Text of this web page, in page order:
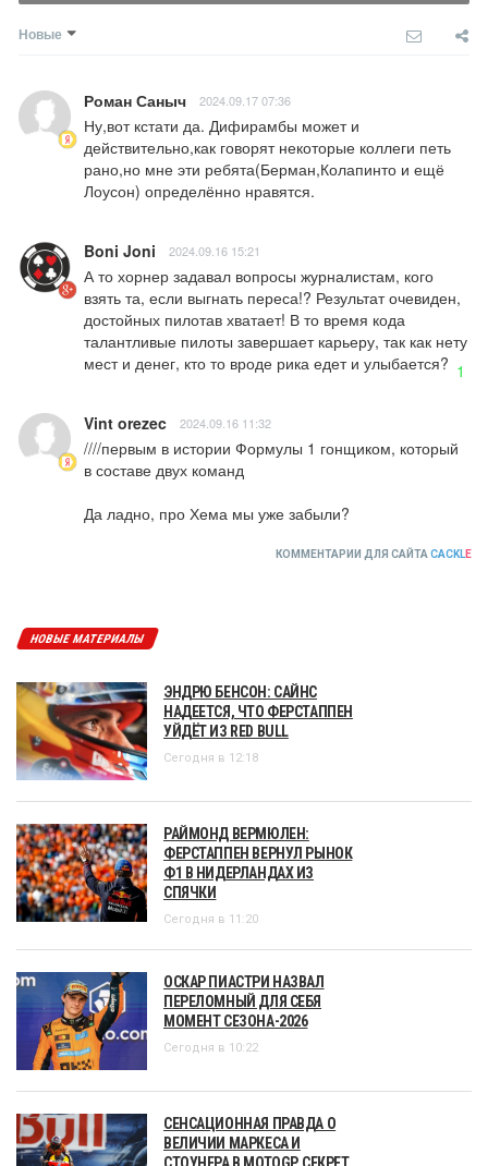
Новые
Роман Саныч 2024.09.17 07:36
Ну,вот кстати да. Дифирамбы может и
действительно,как говорят некоторые коллеги петь
рано,но мне эти ребята(Берман,Колапинто и ещё
Лоусон) определённо нравятся.
Boni Joni 2024.09.16 15:21
А то хорнер задавал вопросы журналистам, кого
взять та, если выгнать переса!? Результат очевиден,
достойных пилотав хватает! В то время кода
талантливые пилоты завершает карьеру, так как нету
мест и денег, кто то вроде рика едет и улыбается? 1
Vint orezec 2024.09.16 11:32
////первым в истории Формулы 1 гонщиком, который
в составе двух команд
Да ладно, про Хема мы уже забыли?
КОММЕНТАРИИ ДЛЯ САЙТА CACKLE
НОВЫЕ МАТЕРИАЛЫ
ЭНДРЮ БЕНСОН: САЙНС
НАДЕЕТСЯ, ЧТО ФЕРСТАППЕН
УЙДЁТ ИЗ RED BULL
Сегодня в 12:18
РАЙМОНД ВЕРМЮЛЕН:
ФЕРСТАППЕН ВЕРНУЛ РЫНОК
Ф1 В НИДЕРЛАНДАХ ИЗ
СПЯЧКИ
Сегодня в 11:20
ОСКАР ПИАСТРИ НАЗВАЛ
ПЕРЕЛОМНЫЙ ДЛЯ СЕБЯ
МОМЕНТ СЕЗОНА-2026
Сегодня в 10:22
СЕНСАЦИОННАЯ ПРАВДА О
ВЕЛИЧИИ МАРКЕСА И